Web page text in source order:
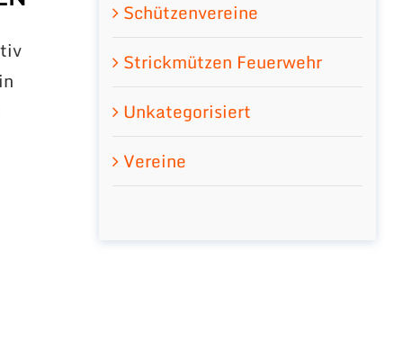
Schützenvereine
Strickmützen Feuerwehr
Unkategorisiert
Vereine